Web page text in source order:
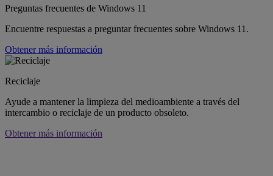
Preguntas frecuentes de Windows 11
Encuentre respuestas a preguntar frecuentes sobre Windows 11.
Obtener más información
Reciclaje
Ayude a mantener la limpieza del medioambiente a través del
intercambio o reciclaje de un producto obsoleto.
Obtener más información